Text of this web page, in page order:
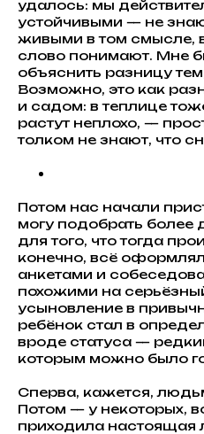
удалось: мы
устойчивыми — не
живыми в том смысле,
слово понимают. Мне
объяснить разницу
Возможно, это как
и садом: в теплице
растут неплохо, —
толком не знают, что
Потом нас начали
могу подобрать более
для того, что тогда
конечно, всё
анкетами и
похожими на
усыновление в
ребёнок стал в
вроде статуса —
которым можно было
Сперва, кажется,
Потом — у некоторых,
приходила настоящая